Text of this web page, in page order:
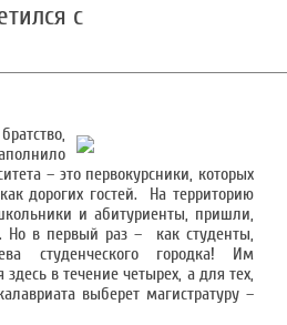
с
– это первокурсники, которых
дорогих гостей. На территорию
и абитуриенты, пришли,
Но в первый раз – как студенты,
студенческого городка! Им
в течение четырех, а для тех,
выберет магистратуру –